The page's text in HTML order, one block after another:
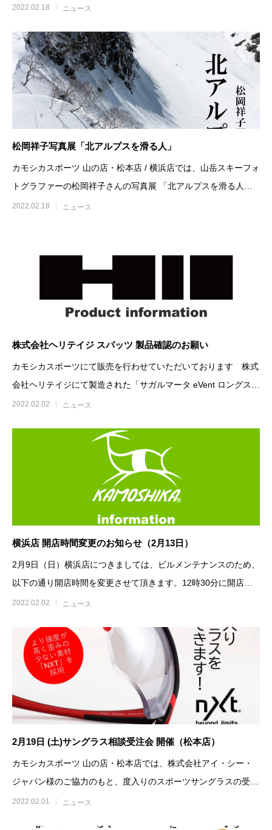
源流山小屋暮らし」で
2022.02.18 ニュース
松岡祥子写真展「北アルプスを滑る人」
カモシカスポーツ 山の店・松本店 / 横浜店では、山岳スキーフォ
トグラファーの松岡祥子さんの写真展 「北アルプスを滑る人」
を開催いたします
2022.02.18 ニュース
株式会社ヘリテイジ スパッツ 製品確認のお願い
カモシカスポーツにて販売を行わせていただいております 株式
会社ヘリテイジにて製造された「サガルマータ eVent ロングスパ
ッツ 」「サガル
2022.02.02 ニュース
横浜店 開店時間変更のお知らせ（2月13日）
2月9日（日）横浜店につきましては、ビルメンテナンスのため、
以下の通り開店時間を変更させて頂きます。12時30分に開店致
します。
2022.02.02 ニュース
2月19日 (土)サングラス相談受注会 開催（松本店）
カモシカスポーツ 山の店・松本店では、株式会社アイ・シー・
ジャパン様のご協力のもと、度入りのスポーツサングラスの受注
会を開催致します。お持
2022.02.01 ニュース